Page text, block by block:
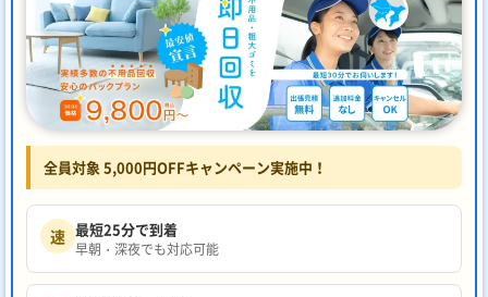
全員対象 5,000円OFFキャンペーン実施中！
速 最短25分で到着
早朝・深夜でも対応可能